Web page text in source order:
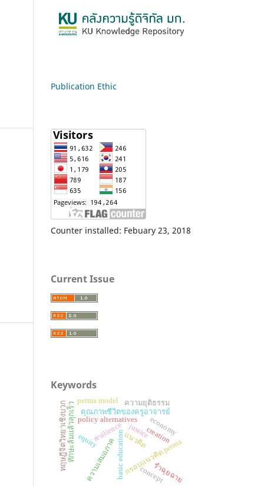
Publication Ethic
Counter installed: Febuary 23, 2018
Current Issue
Keywords
resilience
policy alternatives
basic education
equity
justice
ทักษะล้มแล้วลุกเร็ว คุณภาพชีวิตของครูอาจารย์
กรอบแนวคิด perma
ทฤษฎีจิตวิทยาเชิงบวก ความเสมอภาค
perma model ความยุติธรรม
แนวคิด
รำฉุยฉาย
concept
creation
economy